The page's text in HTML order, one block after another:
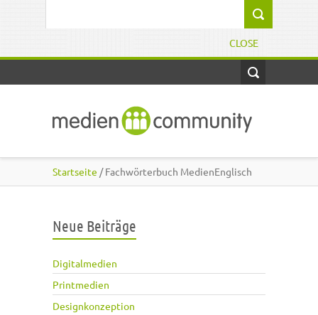
CLOSE
Startseite / Fachwörterbuch MedienEnglisch
Neue Beiträge
Digitalmedien
Printmedien
Designkonzeption